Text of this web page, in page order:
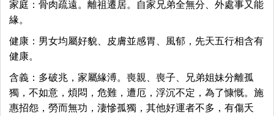
家庭：骨肉疏遠。離祖遷居。自家兄弟全無分、外處事又能
緣。
健康：男女均屬好貌、皮膚並感胃、風郁，先天五行相含有
健康。
含義：多破兆，家屬緣溥。喪親、喪子、兄弟姐妹分離孤
獨，不如意，煩悶，危難，遭厄，浮沉不定，為了慷慨。施
惠招怨，勞而無功，淒慘孤獨，其他好運者不多，有傷夭